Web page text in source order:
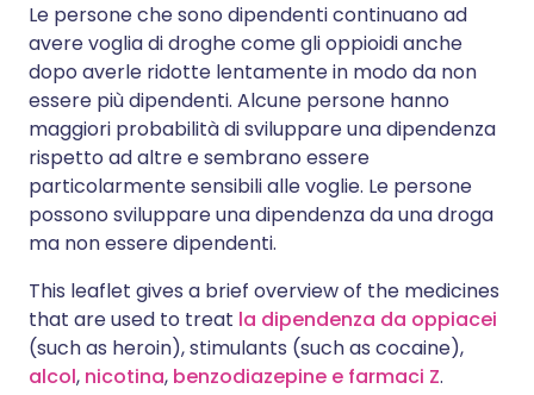
Le persone che sono dipendenti continuano ad
avere voglia di droghe come gli oppioidi anche
dopo averle ridotte lentamente in modo da non
essere più dipendenti. Alcune persone hanno
maggiori probabilità di sviluppare una dipendenza
rispetto ad altre e sembrano essere
particolarmente sensibili alle voglie. Le persone
possono sviluppare una dipendenza da una droga
ma non essere dipendenti.
This leaflet gives a brief overview of the medicines
that are used to treat la dipendenza da oppiacei
(such as heroin), stimulants (such as cocaine),
alcol, nicotina, benzodiazepine e farmaci Z.